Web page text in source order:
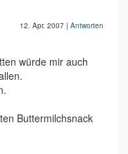
12. Apr. 2007 | Antworten
würde mir auch
Buttermilchsnack